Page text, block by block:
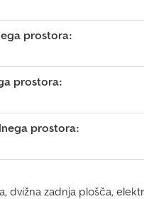
prostora:
prostora:
prostora:
dvižna zadnja plošča,